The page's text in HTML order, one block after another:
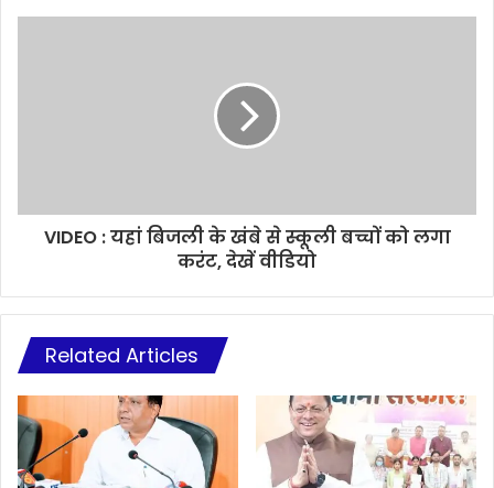
VIDEO : यहां बिजली के खंबे से स्कूली बच्चों को लगा
करंट, देखें वीडियो
Related Articles